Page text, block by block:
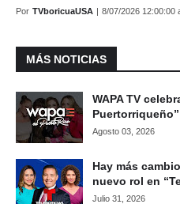
Por TVboricuaUSA | 8/07/2026 12:00:00
MÁS NOTICIAS
WAPA TV
Puertorriqueño”
Agosto 03, 2026
Hay más
nuevo rol en
Julio 31, 2026